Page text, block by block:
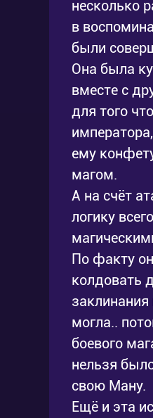
несколько
в
были
Она была
вместе с
для того
ему
магом.
А на счёт
логику
По факту
колдовать
заклинания
могла..
боевого
нельзя
свою Ману.
Ещё и эта